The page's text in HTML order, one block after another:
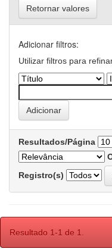
Retornar valores
Adicionar filtros:
Utilizar filtros para
Resultados/Página
Registro(s)
Resultado 1-1 de 1.